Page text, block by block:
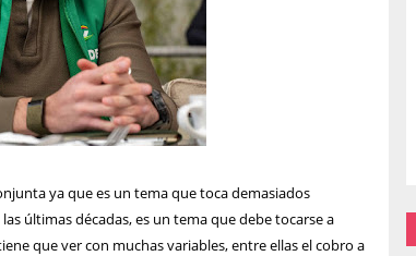
ya que es un tema que toca demasiados
últimas décadas, es un tema que debe tocarse a
que ver con muchas variables, entre ellas el cobro a